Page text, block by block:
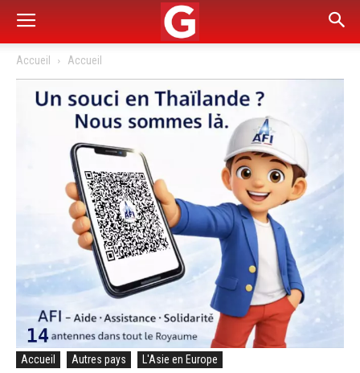
Accueil Accueil
Accueil Autres pays L'Asie en Europe